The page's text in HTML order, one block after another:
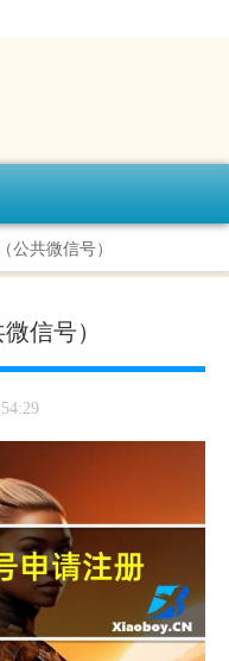
公共微信号）
信号）